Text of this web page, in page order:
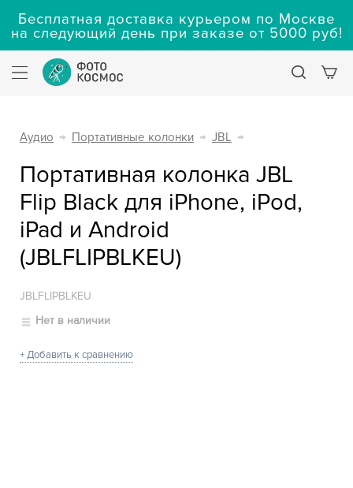
Бесплатная доставка курьером по Москве
на следующий день при заказе от 5000 руб!
Аудио → Портативные колонки → JBL →
Портативная колонка JBL
Flip Black для iPhone, iPod,
iPad и Android
(JBLFLIPBLKEU)
JBLFLIPBLKEU
Нет в наличии
+ Добавить к сравнению